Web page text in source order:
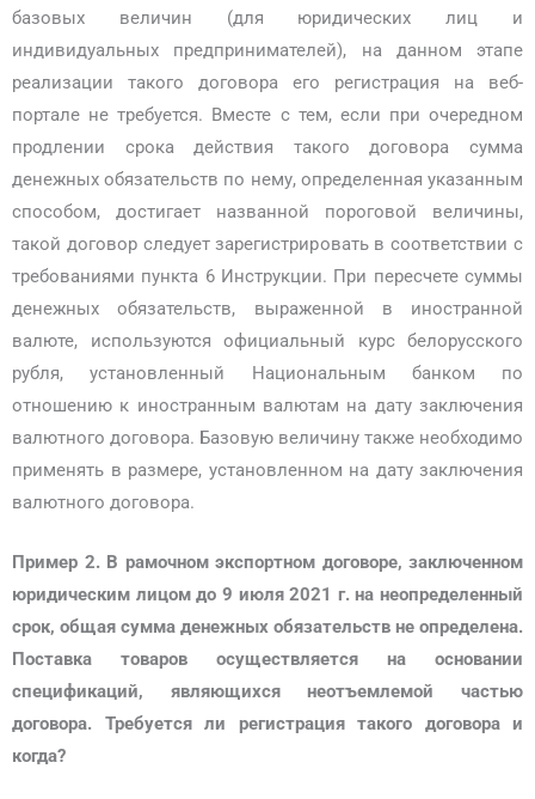
базовых величин (для юридических лиц и
индивидуальных предпринимателей), на данном этапе
реализации такого договора его регистрация на веб-
портале не требуется. Вместе с тем, если при очередном
продлении срока действия такого договора сумма
денежных обязательств по нему, определенная указанным
способом, достигает названной пороговой величины,
такой договор следует зарегистрировать в соответствии с
требованиями пункта 6 Инструкции. При пересчете суммы
денежных обязательств, выраженной в иностранной
валюте, используются официальный курс белорусского
рубля, установленный Национальным банком по
отношению к иностранным валютам на дату заключения
валютного договора. Базовую величину также необходимо
применять в размере, установленном на дату заключения
валютного договора.
Пример 2. В рамочном экспортном договоре, заключенном
юридическим лицом до 9 июля 2021 г. на неопределенный
срок, общая сумма денежных обязательств не определена.
Поставка товаров осуществляется на основании
спецификаций, являющихся неотъемлемой частью
договора. Требуется ли регистрация такого договора и
когда?